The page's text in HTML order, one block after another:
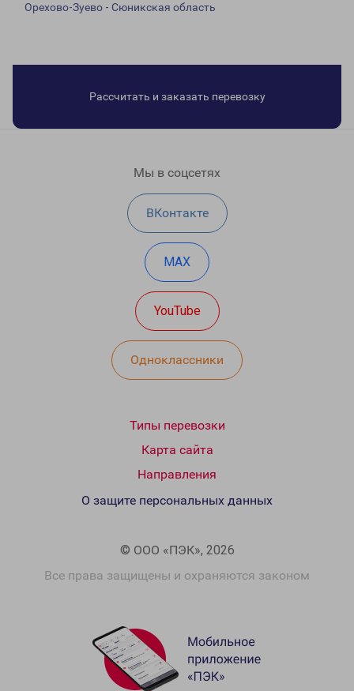
Орехово-Зуево - Сюникская область
Рассчитать и заказать перевозку
Мы в соцсетях
ВКонтакте
MAX
YouTube
Одноклассники
Типы перевозки
Карта сайта
Направления
© ООО «ПЭК», 2026
Все права защищены и охраняются законом
О защите персональных данных